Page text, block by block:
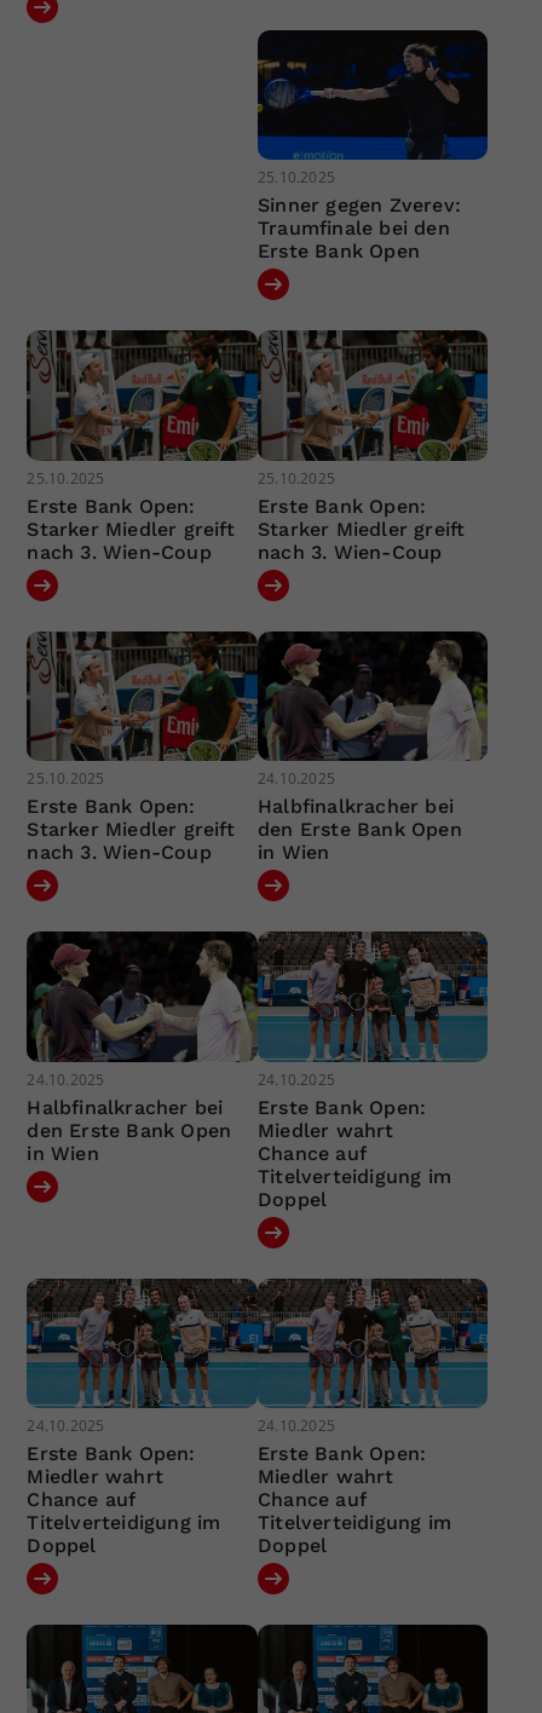
25.10.2025
Sinner gegen Zverev:
Traumfinale bei den
Erste Bank Open
25.10.2025
Erste Bank Open:
Starker Miedler greift
nach 3. Wien-Coup
25.10.2025
Erste Bank Open:
Starker Miedler greift
nach 3. Wien-Coup
25.10.2025
Erste Bank Open:
Starker Miedler greift
nach 3. Wien-Coup
24.10.2025
Halbfinalkracher bei
den Erste Bank Open
in Wien
24.10.2025
Halbfinalkracher bei
den Erste Bank Open
in Wien
24.10.2025
Erste Bank Open:
Miedler wahrt
Chance auf
Titelverteidigung im
Doppel
24.10.2025
Erste Bank Open:
Miedler wahrt
Chance auf
Titelverteidigung im
Doppel
24.10.2025
Erste Bank Open:
Miedler wahrt
Chance auf
Titelverteidigung im
Doppel